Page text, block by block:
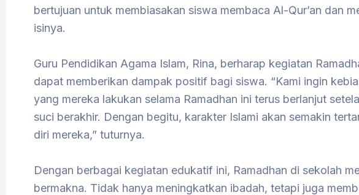
bertujuan untuk membiasakan siswa membaca Al-Qur’an dan
isinya.
Guru Pendidikan Agama Islam, Rina, berharap kegiatan
dapat memberikan dampak positif bagi siswa. “Kami ingin
yang mereka lakukan selama Ramadhan ini terus berlanjut
suci berakhir. Dengan begitu, karakter Islami akan semakin
diri mereka,” tuturnya.
Dengan berbagai kegiatan edukatif ini, Ramadhan di sekolah
bermakna. Tidak hanya meningkatkan ibadah, tetapi juga